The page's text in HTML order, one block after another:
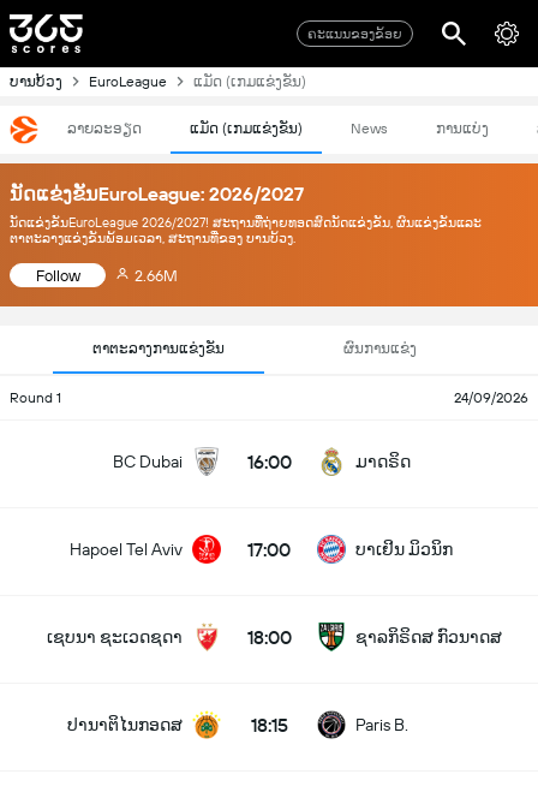
ຄະແນນຂອງຂ້ອຍ
ບານບ້ວງ EuroLeague ແມັດ (ເກມແຂ່ງຂັນ)
ລາຍລະອຽດ ແມັດ (ເກມແຂ່ງຂັນ) News ການແບ່ງ
ນັດແຂ່ງຂັນEuroLeague: 2026/2027
ນັດແຂ່ງຂັນEuroLeague 2026/2027! ສະຖານທີ່ຖ່າຍທອດສົດນັດແຂ່ງຂັນ, ຜົນແຂ່ງຂັນແລະ
ຕາຕະລາງແຂ່ງຂັນພ້ອມເວລາ, ສະຖານທີ່ຂອງ ບານບ້ວງ.
Follow 2.66M
ຕາຕະລາງການແຂ່ງຂັນ ຜົນການແຂ່ງ
Round 1 24/09/2026
BC Dubai 16:00 ມາດຣິດ
Hapoel Tel Aviv 17:00 ບາເຢິນ ມິວນິກ
ເຊບນາ ຊະເວດຊດາ 18:00 ຊາລກິຣິດສ ກົວນາດສ
ປານາຕິໄນກອດສ 18:15 Paris B.